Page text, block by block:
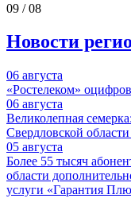
09 / 08
Новости
06 августа
«Ростелеком»
06 августа
Великолепная
Свердловской
05 августа
Более 55 тысяч
области
услуги «Гарантия